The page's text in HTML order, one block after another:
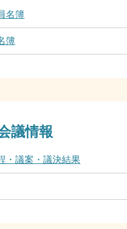
名簿
簿
議情報
・議案・議決結果